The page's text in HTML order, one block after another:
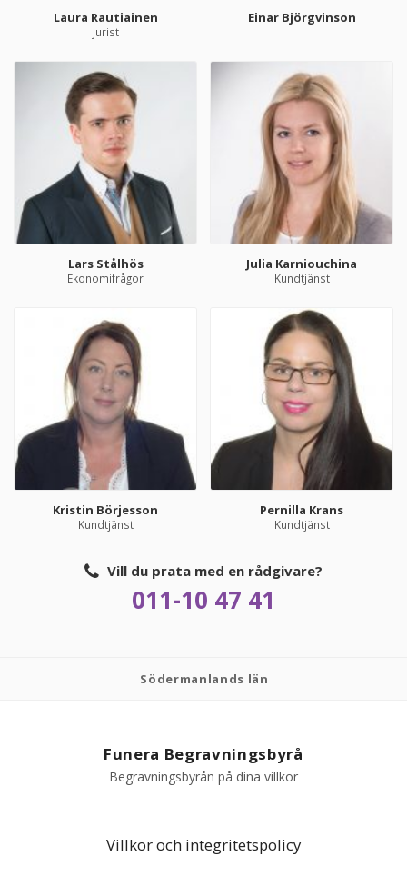
Laura Rautiainen
Jurist
Einar Björgvinson
Lars Stålhös
Ekonomifrågor
Julia Karniouchina
Kundtjänst
Kristin Börjesson
Kundtjänst
Pernilla Krans
Kundtjänst
Vill du prata med en rådgivare?
011-10 47 41
Södermanlands län
Funera Begravningsbyrå
Begravningsbyrån på dina villkor
Villkor och integritetspolicy